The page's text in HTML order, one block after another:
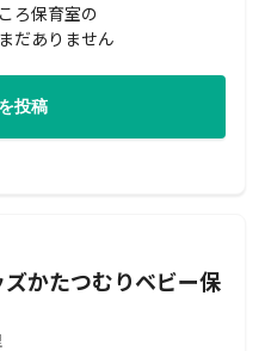
ろ保育室の
だありません
投稿
かたつむりベビー保